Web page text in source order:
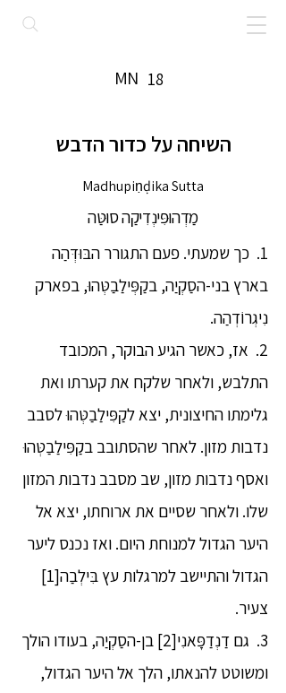
18
MN
השיחה על כדור הדבש
Madhupiṇḍika Sutta
מַדְהוּפִּינְדִיקַה סוּטַּה
1. כך שמעתי. פעם התגורר הבּוּדְּהַה
בארץ בני-הסַקְיַה, בקַפְּילַבַטְּהוּ, בפארק
נִיגְרוֹדְהַה.
2. אז, כאשר הגיע הבוקר, המכובד
התלבש, ולאחר שלקח את קערתו ואת
גלימתו החיצונית, יצא לקַפִּילַבַטְּהוּ לסבב
נדבות מזון. לאחר שהסתובב בקַפִּילַבַטְּהוּ
ואסף נדבות מזון, שב מסבב נדבות המזון
שלו. ולאחר שסיים את ארוחתו, יצא אל
היער הגדול למנוחת היום. ואז נכנס ליער
הגדול והתיישב למרגלות עץ בִּילְבַה[1]
צעיר.
3. גם דַנְדַפָּאנִי[2] בן-הסַקְיַה, בעודו הולך
ומשוטט להנאתו, הלך אל היער הגדול,